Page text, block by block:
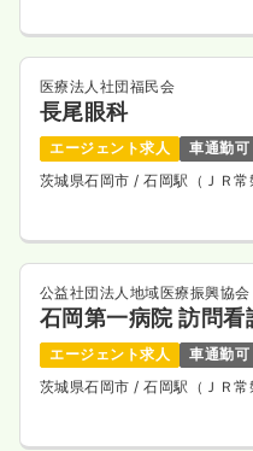
医療法人社団福民会
長尾眼科
エージェント求人
車通勤可
茨城県石岡市 / 石岡駅（ＪＲ
公益社団法人地域医療振興協会
石岡第一病院 訪問
エージェント求人 車通勤可
茨城県石岡市 / 石岡駅（ＪＲ